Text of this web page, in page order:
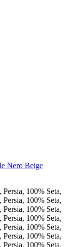
Nero Beige